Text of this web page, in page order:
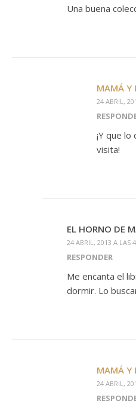
Una buena
MAMÁ Y
24 ABRIL,
¡Y que
visita!
EL HORNO DE
24 ABRIL, 2013 A LAS
RESPONDER
Me encanta el
dormir. Lo
MAMÁ Y
24 ABRIL,